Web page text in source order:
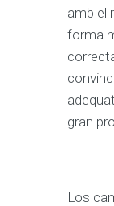
amb el
forma
gran
Los